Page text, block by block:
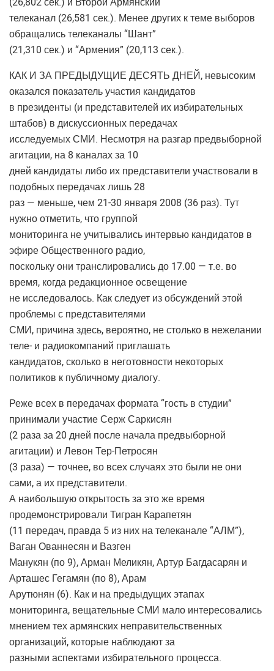
телеканал (26,581 сек.). Менее других к теме выборов
обращались телеканалы “Шант”
(21,310 сек.) и “Армения” (20,113 сек.).
КАК И ЗА ПРЕДЫДУЩИЕ ДЕСЯТЬ ДНЕЙ, невысоким
оказался показатель участия кандидатов
в президенты (и представителей их избирательных
штабов) в дискуссионных передачах
исследуемых СМИ. Несмотря на разгар предвыборной
агитации, на 8 каналах за 10
дней кандидаты либо их представители участвовали в
подобных передачах лишь 28
раз — меньше, чем 21-30 января 2008 (36 раз). Тут
нужно отметить, что группой
мониторинга не учитывались интервью кандидатов в
эфире Общественного радио,
поскольку они транслировались до 17.00 — т.е. во
время, когда редакционное освещение
не исследовалось. Как следует из обсуждений этой
проблемы с представителями
СМИ, причина здесь, вероятно, не столько в нежелании
теле- и радиокомпаний приглашать
кандидатов, сколько в неготовности некоторых
политиков к публичному диалогу.
Реже всех в передачах формата “гость в студии”
принимали участие Серж Саркисян
(2 раза за 20 дней после начала предвыборной
агитации) и Левон Тер-Петросян
(3 раза) — точнее, во всех случаях это были не они
сами, а их представители.
А наибольшую открытость за это же время
продемонстрировали Тигран Карапетян
(11 передач, правда 5 из них на телеканале “АЛМ”),
Ваган Ованнесян и Вазген
Манукян (по 9), Арман Меликян, Артур Багдасарян и
Арташес Гегамян (по 8), Арам
Арутюнян (6). Как и на предыдущих этапах
мониторинга, вещательные СМИ мало интересовались
мнением тех армянских неправительственных
организаций, которые наблюдают за
разными аспектами избирательного процесса.